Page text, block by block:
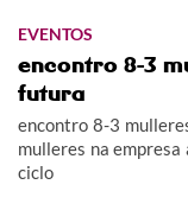
EVENTOS
encontro 8-3
futura
encontro 8-3
mulleres na
ciclo